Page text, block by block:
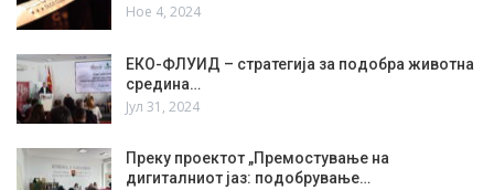
Ное 4, 2024
ЕКО-ФЛУИД – стратегија за подобра животна
средина…
Јул 31, 2024
Преку проектот „Премостување на
дигиталниот јаз: подобрување…